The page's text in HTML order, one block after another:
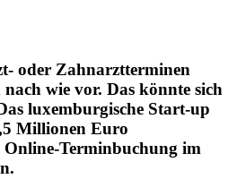
oder Zahnarztterminen
wie vor. Das könnte sich
luxemburgische Start-up
Millionen Euro
Online-Terminbuchung im